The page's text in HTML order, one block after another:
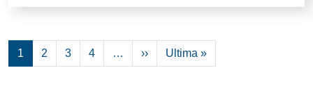
1 2 3 4 … ››Pagina successiva
Ultima »Ultima pagina